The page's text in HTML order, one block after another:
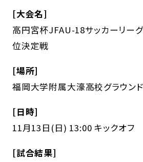
[大会名]
高円宮杯JFAU-18サッカーリー
位決定戦
[場所]
福岡大学附属大濠高校グラウンド
[日時]
11月13日(日) 13:00 キックオフ
[試合結果]